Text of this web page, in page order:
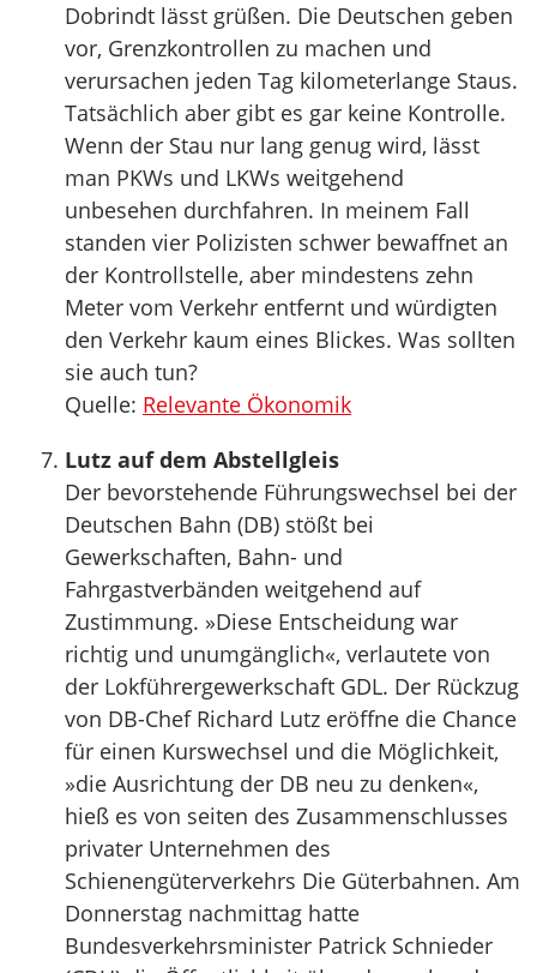
Dobrindt lässt grüßen. Die Deutschen geben
vor, Grenzkontrollen zu machen und
verursachen jeden Tag kilometerlange Staus.
Tatsächlich aber gibt es gar keine Kontrolle.
Wenn der Stau nur lang genug wird, lässt
man PKWs und LKWs weitgehend
unbesehen durchfahren. In meinem Fall
standen vier Polizisten schwer bewaffnet an
der Kontrollstelle, aber mindestens zehn
Meter vom Verkehr entfernt und würdigten
den Verkehr kaum eines Blickes. Was sollten
sie auch tun?
Quelle: Relevante Ökonomik
Lutz auf dem Abstellgleis
Der bevorstehende Führungswechsel bei der
Deutschen Bahn (DB) stößt bei
Gewerkschaften, Bahn- und
Fahrgastverbänden weitgehend auf
Zustimmung. »Diese Entscheidung war
richtig und unumgänglich«, verlautete von
der Lokführergewerkschaft GDL. Der Rückzug
von DB-Chef Richard Lutz eröffne die Chance
für einen Kurswechsel und die Möglichkeit,
»die Ausrichtung der DB neu zu denken«,
hieß es von seiten des Zusammenschlusses
privater Unternehmen des
Schienengüterverkehrs Die Güterbahnen. Am
Donnerstag nachmittag hatte
Bundesverkehrsminister Patrick Schnieder